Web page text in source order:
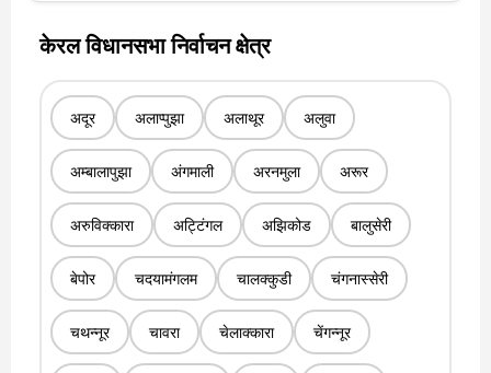
केरल विधानसभा निर्वाचन क्षेत्र
अदूर अलाप्पुझा अलाथूर अलुवा
अम्बालापुझा अंगमाली अरनमुला अरूर
अरुविक्कारा अट्टिंगल अझिकोड बालुसेरी
बेपोर चदयामंगलम चालक्कुडी चंगनास्सेरी
चथन्नूर चावरा चेलाक्कारा चेंगन्नूर